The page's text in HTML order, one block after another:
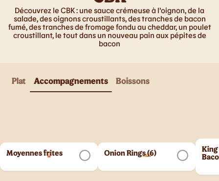
Découvrez le CBK : une sauce crémeuse à l'oignon, de la
salade, des oignons croustillants, des tranches de bacon
fumé, des tranches de fromage fondu au cheddar, un poulet
croustillant, le tout dans un nouveau pain aux pépites de
bacon
Plat Accompagnements Boissons
Moyennes frites Onion Rings (6)
King